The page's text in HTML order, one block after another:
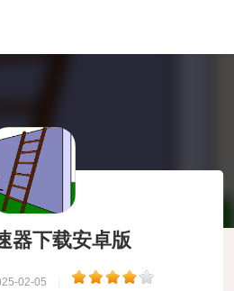
器下载安卓版
02-05